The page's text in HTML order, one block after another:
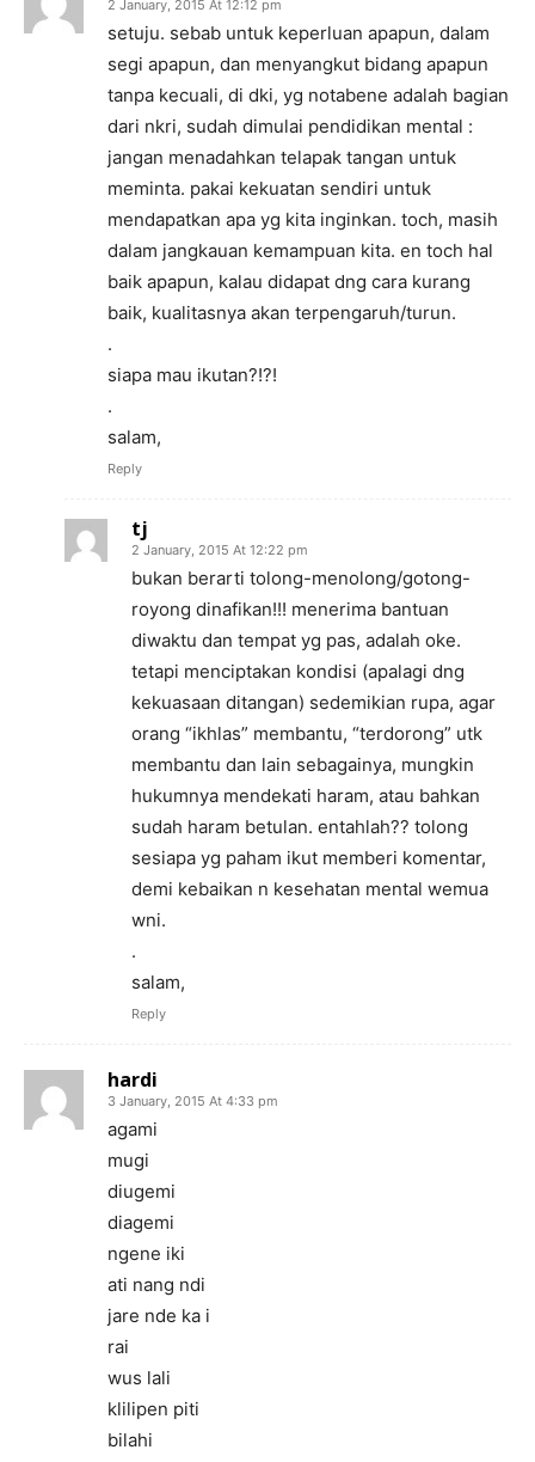
2 January, 2015 At 12:12 pm
setuju. sebab untuk keperluan apapun, dalam
segi apapun, dan menyangkut bidang apapun
tanpa kecuali, di dki, yg notabene adalah bagian
dari nkri, sudah dimulai pendidikan mental :
jangan menadahkan telapak tangan untuk
meminta. pakai kekuatan sendiri untuk
mendapatkan apa yg kita inginkan. toch, masih
dalam jangkauan kemampuan kita. en toch hal
baik apapun, kalau didapat dng cara kurang
baik, kualitasnya akan terpengaruh/turun.
.
siapa mau ikutan?!?!
.
salam,
Reply
tj
2 January, 2015 At 12:22 pm
bukan berarti tolong-menolong/gotong-
royong dinafikan!!! menerima bantuan
diwaktu dan tempat yg pas, adalah oke.
tetapi menciptakan kondisi (apalagi dng
kekuasaan ditangan) sedemikian rupa, agar
orang “ikhlas” membantu, “terdorong” utk
membantu dan lain sebagainya, mungkin
hukumnya mendekati haram, atau bahkan
sudah haram betulan. entahlah?? tolong
sesiapa yg paham ikut memberi komentar,
demi kebaikan n kesehatan mental wemua
wni.
.
salam,
Reply
hardi
3 January, 2015 At 4:33 pm
agami
mugi
diugemi
diagemi
ngene iki
ati nang ndi
jare nde ka i
rai
wus lali
klilipen piti
bilahi